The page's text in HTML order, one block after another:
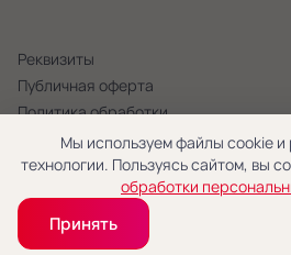
© 2026 «Новая Голландия»
Политика обработки
персональных данных
Публичная оферта
Реквизиты
Мы используем файлы cookie
технологии. Пользуясь сайтом, вы
обработки
Принять